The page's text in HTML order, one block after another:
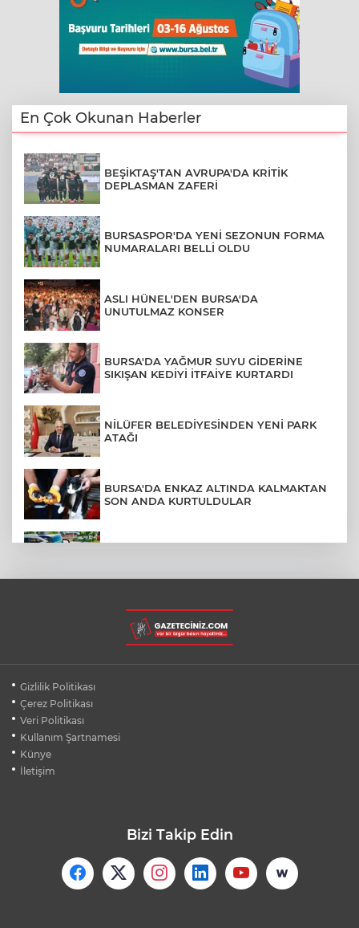
En Çok Okunan Haberler
BEŞİKTAŞ'TAN AVRUPA'DA KRİTİK
DEPLASMAN ZAFERİ
BURSASPOR'DA YENİ SEZONUN FORMA
NUMARALARI BELLİ OLDU
ASLI HÜNEL'DEN BURSA'DA
UNUTULMAZ KONSER
BURSA'DA YAĞMUR SUYU GİDERİNE
SIKIŞAN KEDİYİ İTFAİYE KURTARDI
NİLÜFER BELEDİYESİNDEN YENİ PARK
ATAĞI
BURSA'DA ENKAZ ALTINDA KALMAKTAN
SON ANDA KURTULDULAR
BURSA'DA DEPO YANGINI BİNAYA
SIÇRAMADAN SÖNDÜRÜLDÜ
SİLİVRİ'DE YANGIN: MAHSUR KALANLAR
Gizlilik Politikası
Çerez Politikası
Veri Politikası
Kullanım Şartnamesi
Künye
İletişim
Bizi Takip Edin